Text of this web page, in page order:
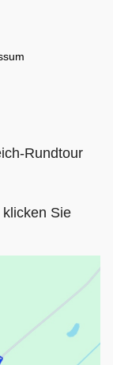
Rundtour
Sie